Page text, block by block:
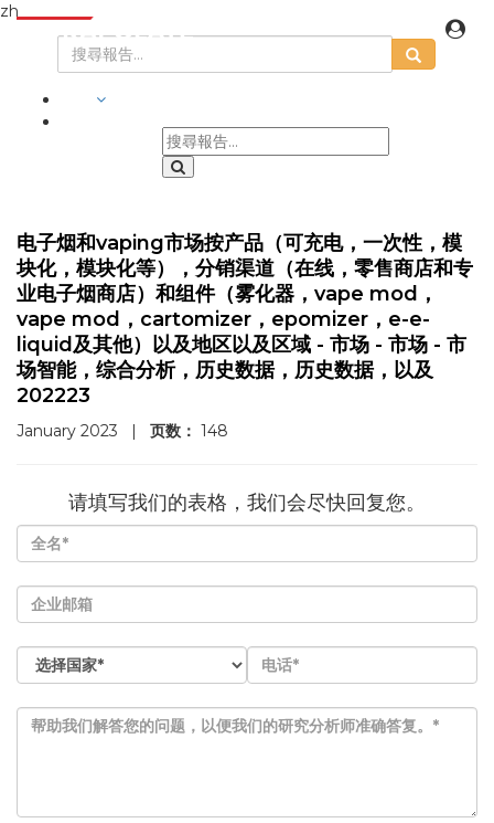
zh
电子烟和vaping市场按产品（可充电，一次性，模
块化，模块化等），分销渠道（在线，零售商店和专
业电子烟商店）和组件（雾化器，vape mod，
vape mod，cartomizer，epomizer，e-e-
liquid及其他）以及地区以及区域 - 市场 - 市场 - 市
场智能，综合分析，历史数据，历史数据，以及
202223
January 2023 | 页数： 148
请填写我们的表格，我们会尽快回复您。